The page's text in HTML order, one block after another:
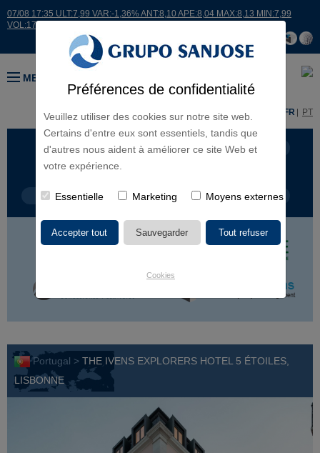
Préférences de confidentialité
Veuillez utiliser des cookies sur notre site web.
Certains d'entre eux sont essentiels, tandis que
d'autres nous aident à améliorer ce site Web et
votre expérience.
Essentielle Marketing Moyens externes
Cookies
07/08 17:35 ULT:7,99 VAR:-1,36% ANT:8,10 APE:8,04 MAX:8,13 MIN:7,99
VOL:17664
MENU
ES FR PT
LIGNES D'ACTIVITÉ CONTINENTS
TYPE DE PROJET NOM DU PROJET
Portugal > THE IVENS EXPLORERS HOTEL 5 ÉTOILES,
LISBONNE